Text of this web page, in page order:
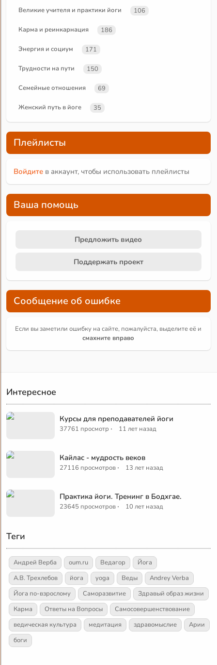
Великие учителя и практики йоги 106
Карма и реинкарнация 186
Энергия и социум 171
Трудности на пути 150
Семейные отношения 69
Женский путь в йоге 35
Плейлисты
Войдите в аккаунт, чтобы использовать плейлисты
Ваша помощь
Предложить видео
Поддержать проект
Сообщение об ошибке
Если вы заметили ошибку на сайте, пожалуйста, выделите её и
смахните вправо
Интересное
Курсы для преподавателей йоги
37761 просмотр · 11 лет назад
Кайлас - мудрость веков
27116 просмотров · 13 лет назад
Практика йоги. Тренинг в Бодхгае.
23645 просмотров · 10 лет назад
Теги
Андрей Верба oum.ru Ведагор
Йога
А.В. Трехлебов
йога yoga Веды
Andrey Verba
Йога по-взрослому
Саморазвитие
Здравый образ жизни
Карма
Ответы на Вопросы
Самосовершенствование
ведическая культура
медитация здравомыслие
Арии
боги